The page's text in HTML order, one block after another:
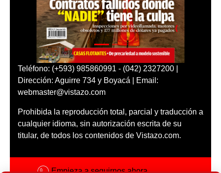
Teléfono: (+593) 985860991 - (042) 2327200 |
Dirección: Aguirre 734 y Boyacá | Email:
webmaster@vistazo.com
Prohibida la reproducción total, parcial y traducción a
cualquier idioma, sin autorización escrita de su
titular, de todos los contenidos de Vistazo.com.
Empieza a seguirnos ahora